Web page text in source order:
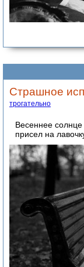
Страшное
трогательно
Весеннее
присел на